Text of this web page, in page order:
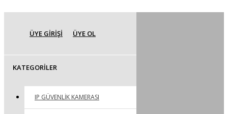
ÜYE GIRIŞI ÜYE OL
KATEGORILER
IP GÜVENLIK KAMERASI